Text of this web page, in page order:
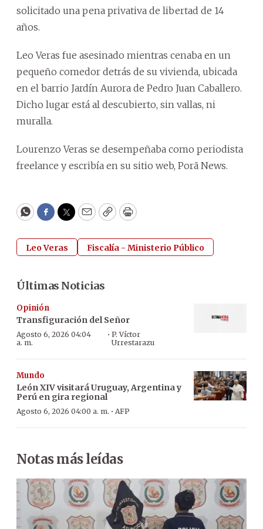
solicitado una pena privativa de libertad de 14
años.
Leo Veras fue asesinado mientras cenaba en un
pequeño comedor detrás de su vivienda, ubicada
en el barrio Jardín Aurora de Pedro Juan Caballero.
Dicho lugar está al descubierto, sin vallas, ni
muralla.
Lourenzo Veras se desempeñaba como periodista
freelance y escribía en su sitio web, Porã News.
WhatsApp
Facebook
Twitter
EmailCopyPrint
Leo Veras Fiscalía - Ministerio Público
Últimas Noticias
Opinión
Transfiguración del Señor
Agosto 6, 2026 04:04
a. m.
· P. Víctor
Urrestarazu
Mundo
León XIV visitará Uruguay, Argentina y
Perú en gira regional
Agosto 6, 2026 04:00 a. m. · AFP
Notas más leídas